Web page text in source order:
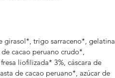
girasol*, trigo sarraceno*, gelatina
cacao peruano crudo*,
liofilizada* 3%, cáscara de
de cacao peruano*, azúcar de